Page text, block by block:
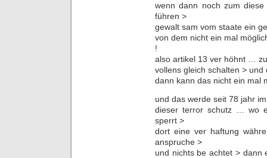
wenn dann noch zum
führen >
gewalt sam vom staate ein
von dem nicht ein mal
!
also artikel 13 ver höhnt …
vollens gleich schalten >
dann kann das nicht ein mal
und das werde seit 78 jahr
dieser terror schutz … wo
sperrt >
dort eine ver haftung
anspruche >
und nichts be achtet > dann